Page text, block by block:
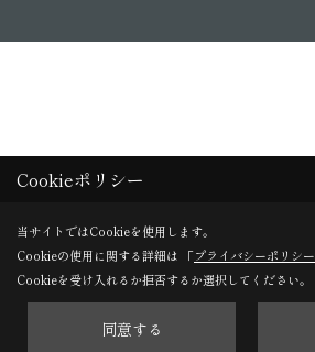
Cookieポリシー
当サイトではCookieを使用します。
Cookieの使用に関する詳細は 「プライバシーポリシー
Cookieを受け入れるか拒否するか選択してください。
同意する